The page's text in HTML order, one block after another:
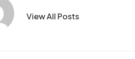
View All Posts